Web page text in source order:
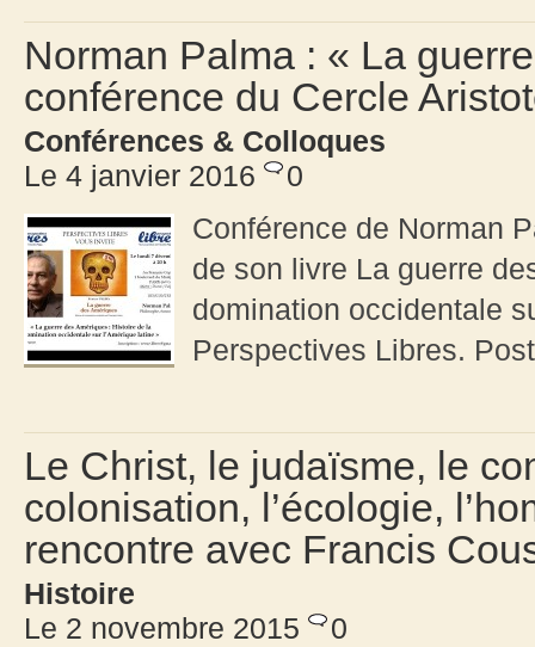
Norman Palma : « La
conférence du Cercle
Conférences & Colloques
Le 4 janvier 2016
0
Conférence de Norman
de son livre La guerre
domination occidentale
Perspectives Libres.
Le Christ, le judaïsme, le
colonisation, l’écologie,
rencontre avec Francis
Histoire
Le 2 novembre 2015
0